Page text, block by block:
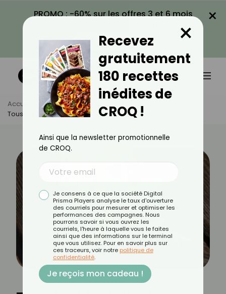
PROMO : -60% sur les offres 3 et 6 mois
VOIR LA PROMO
×
Accueil Actus
Alimentation
Tous Les Bienfaits Du Basilic
Recevez
gratuitement
180 recettes
inédites de
CROQ !
×
Ainsi que la newsletter promotionnelle
de CROQ.
Je consens à ce que la société Digital
Prisma Players analyse le taux d'ouverture
des courriels pour mesurer et optimiser les
performances des campagnes. Nous
pourrons savoir si vous ouvrez les
courriels, l'heure à laquelle vous le faites
ainsi que des informations sur le terminal
que vous utilisez. Pour en savoir plus sur
ces traceurs, voir notre politique de
confidentialité.
Je reçois mon cadeau !